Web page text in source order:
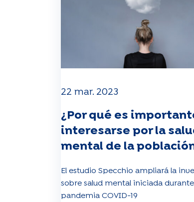
22 mar. 2023
¿Por qué es
interesarse por la
mental de la
El estudio Specchio ampliará la
sobre salud mental iniciada durante
pandemia COVID-19